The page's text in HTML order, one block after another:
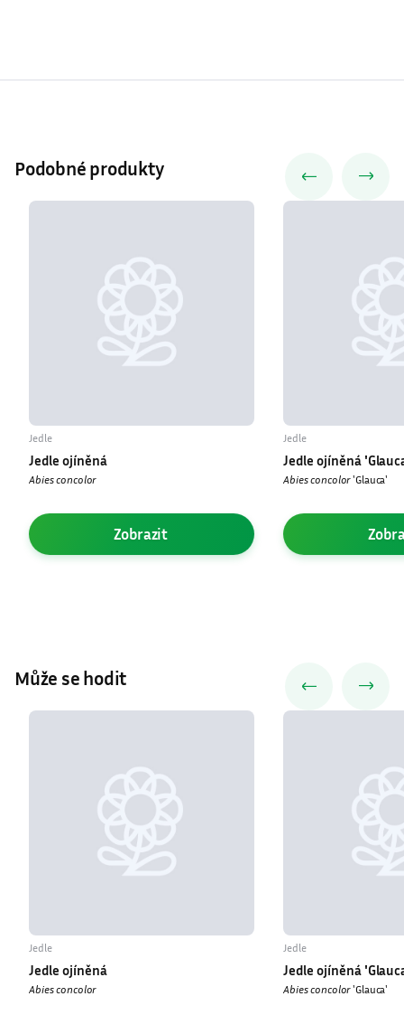
Podobné produkty
Jedle
Jedle ojíněná
Abies concolor
Zobrazit
Jedle
Jedle ojíněná
Abies concolor′Glauca′
Může se hodit
Jedle
Jedle ojíněná
Abies concolor
Jedle
Jedle ojíněná
Abies concolor′Glauca′